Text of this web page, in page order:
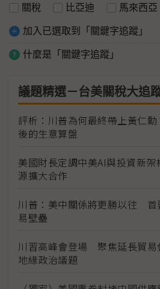
關稅 比亞迪 馬來西亞
加入已選取到「關鍵字追蹤」
什麼是「關鍵字追蹤」
議題精選－台美關稅大追
評析：川普為何最終帶上黃仁
後的生意算盤
美國財長定調中美AI與投資新
源擴大合作
川普：美中關係將更勝以往 首
易壁壘
川習高峰會登場 聚焦延長貿易
地緣政治議題